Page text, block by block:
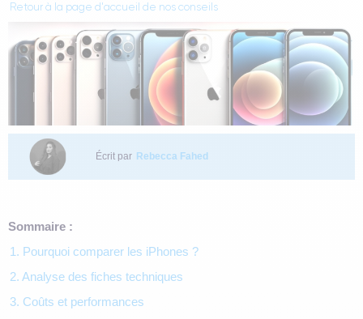
Retour à la page d'accueil de nos conseils
Écrit par Rebecca Fahed
Sommaire :
1. Pourquoi comparer les iPhones ?
2. Analyse des fiches techniques
3. Coûts et performances